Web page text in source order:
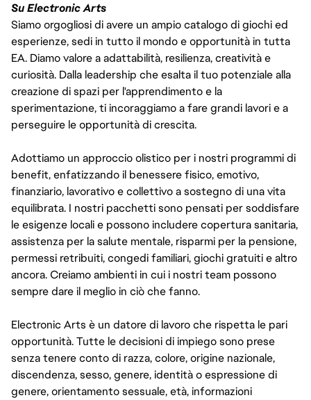
Su Electronic Arts
Siamo orgogliosi di avere un ampio catalogo di giochi ed
esperienze, sedi in tutto il mondo e opportunità in tutta
EA. Diamo valore a adattabilità, resilienza, creatività e
curiosità. Dalla leadership che esalta il tuo potenziale alla
creazione di spazi per l'apprendimento e la
sperimentazione, ti incoraggiamo a fare grandi lavori e a
perseguire le opportunità di crescita.
Adottiamo un approccio olistico per i nostri programmi di
benefit, enfatizzando il benessere fisico, emotivo,
finanziario, lavorativo e collettivo a sostegno di una vita
equilibrata. I nostri pacchetti sono pensati per soddisfare
le esigenze locali e possono includere copertura sanitaria,
assistenza per la salute mentale, risparmi per la pensione,
permessi retribuiti, congedi familiari, giochi gratuiti e altro
ancora. Creiamo ambienti in cui i nostri team possono
sempre dare il meglio in ciò che fanno.
Electronic Arts è un datore di lavoro che rispetta le pari
opportunità. Tutte le decisioni di impiego sono prese
senza tenere conto di razza, colore, origine nazionale,
discendenza, sesso, genere, identità o espressione di
genere, orientamento sessuale, età, informazioni